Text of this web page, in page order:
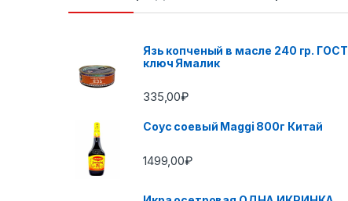
Язь копченый в масле 240 гр. ГОСТ
ключ Ямалик
335,00₽
Соус соевый Maggi 800г Китай
1499,00₽